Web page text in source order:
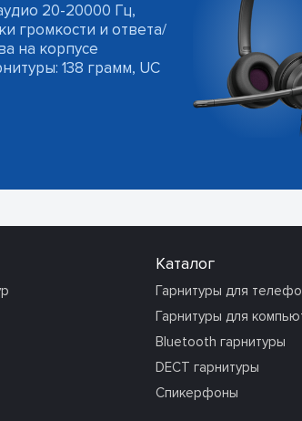
20-20000 Гц,
громкости и ответа/
на корпусе
138 грамм, UC
Каталог
Гарнитуры для
Гарнитуры для
Bluetooth гарнитуры
DECT гарнитуры
Спикерфоны